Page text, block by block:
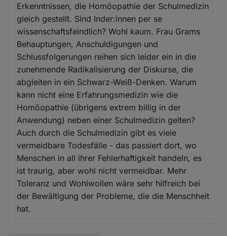
Erkenntnissen, die Homöopathie der Schulmedizin
gleich gestellt. Sind Inder:innen per se
wissenschaftsfeindlich? Wohl kaum. Frau Grams
Behauptungen, Anschuldigungen und
Schlussfolgerungen reihen sich leider ein in die
zunehmende Radikalisierung der Diskurse, die
abgleiten in ein Schwarz-Weiß-Denken. Warum
kann nicht eine Erfahrungsmedizin wie die
Homöopathie (übrigens extrem billig in der
Anwendung) neben einer Schulmedizin gelten?
Auch durch die Schulmedizin gibt es viele
vermeidbare Todesfälle - das passiert dort, wo
Menschen in all ihrer Fehlerhaftigkeit handeln, es
ist traurig, aber wohl nicht vermeidbar. Mehr
Toleranz und Wohlwollen wäre sehr hilfreich bei
der Bewältigung der Probleme, die die Menschheit
hat.